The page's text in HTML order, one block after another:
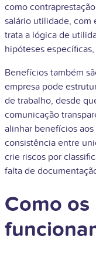
como
salário utilidade, com
trata a lógica de
hipóteses
Benefícios também
empresa pode
de trabalho, desde
comunicação
alinhar benefícios
consistência entre
crie riscos por
falta de
Como